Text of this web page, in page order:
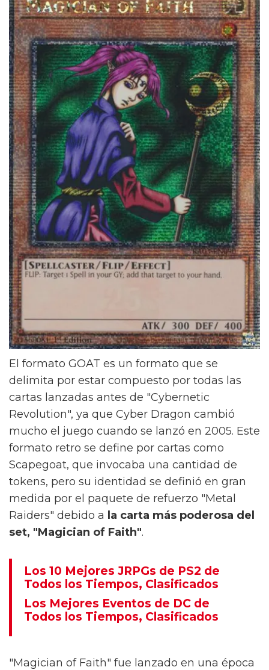
El formato GOAT es un formato que se
delimita por estar compuesto por todas las
cartas lanzadas antes de "Cybernetic
Revolution", ya que Cyber Dragon cambió
mucho el juego cuando se lanzó en 2005. Este
formato retro se define por cartas como
Scapegoat, que invocaba una cantidad de
tokens, pero su identidad se definió en gran
medida por el paquete de refuerzo "Metal
Raiders" debido a la carta más poderosa del
set, "Magician of Faith".
Los 10 Mejores JRPGs de PS2 de
Todos los Tiempos, Clasificados
Los Mejores Eventos de DC de
Todos los Tiempos, Clasificados
"Magician of Faith" fue lanzado en una época